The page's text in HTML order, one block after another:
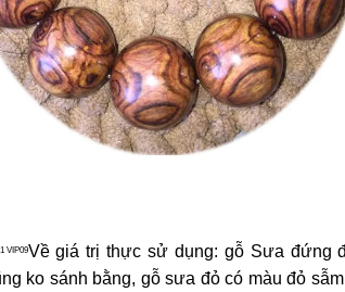
Về giá trị thực sử dụng: gỗ Sưa đứng
ko sánh bằng, gỗ sưa đỏ có màu đỏ